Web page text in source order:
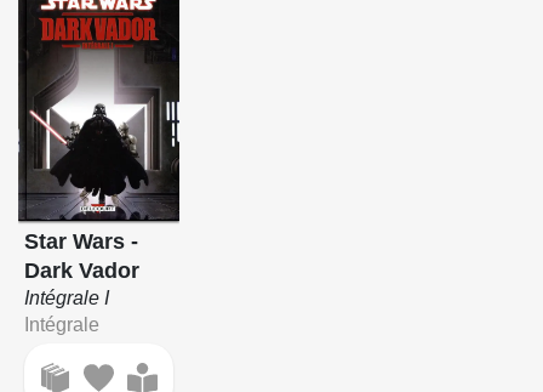
Star Wars -
Dark Vador
Intégrale I
Intégrale